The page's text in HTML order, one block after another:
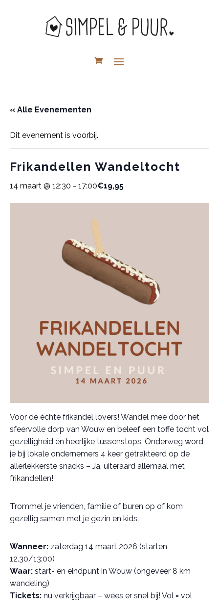
« Alle Evenementen
Dit evenement is voorbij.
Frikandellen Wandeltocht
14 maart @ 12:30 - 17:00€19,95
Voor de échte frikandel lovers! Wandel mee door het
sfeervolle dorp van Wouw en beleef een toffe tocht vol
gezelligheid én heerlijke tussenstops. Onderweg word
je bij lokale ondernemers 4 keer getrakteerd op de
allerlekkerste snacks – Ja, uiteraard allemaal met
frikandellen!
Trommel je vrienden, familie of buren op of kom
gezellig samen met je gezin en kids.
Wanneer: zaterdag 14 maart 2026 (starten
12.30/13:00)
Waar: start- en eindpunt in Wouw (ongeveer 8 km
wandeling)
Tickets: nu verkrijgbaar – wees er snel bij! Vol = vol